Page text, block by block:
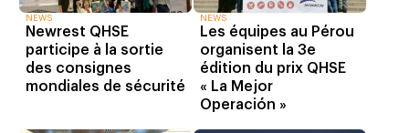
NEWS
Newrest QHSE
participe à la sortie
des consignes
mondiales de sécurité
NEWS
Les équipes au Pérou
organisent la 3e
édition du prix QHSE
« La Mejor
Operación »